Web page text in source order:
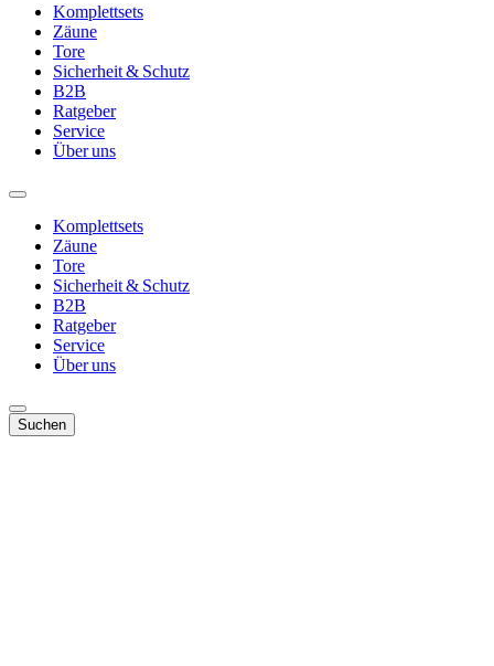
Komplettsets
Zäune
Tore
Sicherheit & Schutz
B2B
Ratgeber
Service
Über uns
Komplettsets
Zäune
Tore
Sicherheit & Schutz
B2B
Ratgeber
Service
Über uns
Suchen